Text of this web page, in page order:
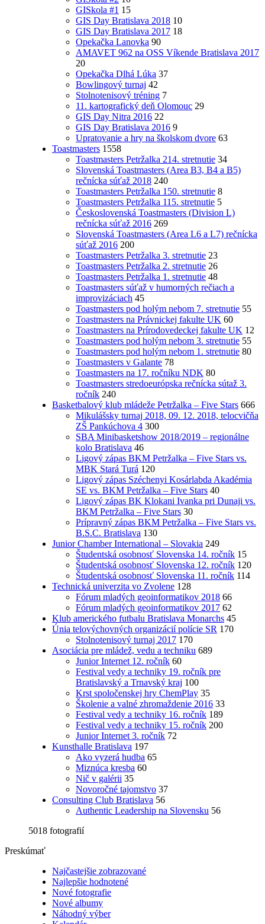
GISkola #1 15
GIS Day Bratislava 2018 10
GIS Day Bratislava 2017 18
Opekačka Lanovka 90
AMAVET 962 na OSS Víkende Bratislava 2017
20
Opekačka Dlhá Lúka 37
Bowlingový turnaj 42
Stolnotenisový tréning 7
11. kartografický deň Olomouc 29
GIS Day Nitra 2016 22
GIS Day Bratislava 2016 9
Upratovanie a hry na školskom dvore 63
Toastmasters 1558
Toastmasters Petržalka 214. stretnutie 34
Slovenská Toastmasters (Area B3, B4 a B5)
rečnícka súťaž 2018 240
Toastmasters Petržalka 150. stretnutie 8
Toastmasters Petržalka 115. stretnutie 5
Československá Toastmasters (Division L)
rečnícka súťaž 2016 269
Slovenská Toastmasters (Area L6 a L7) rečnícka
súťaž 2016 200
Toastmasters Petržalka 3. stretnutie 23
Toastmasters Petržalka 2. stretnutie 26
Toastmasters Petržalka 1. stretnutie 48
Toastmasters súťaž v humorných rečiach a
improvizáciach 45
Toastmasters pod holým nebom 7. stretnutie 55
Toastmasters na Právnickej fakulte UK 60
Toastmasters na Prírodovedeckej fakulte UK 12
Toastmasters pod holým nebom 3. stretnutie 55
Toastmasters pod holým nebom 1. stretnutie 80
Toastmasters v Galante 78
Toastmasters na 17. ročníku NDK 80
Toastmasters stredoeurópska rečnícka sútaž 3.
ročník 240
Basketbalový klub mládeže Petržalka – Five Stars 666
Mikulášsky turnaj 2018, 09. 12. 2018, telocvičňa
ZŠ Pankúchova 4 300
SBA Minibasketshow 2018/2019 – regionálne
kolo Bratislava 46
Ligový zápas BKM Petržalka – Five Stars vs.
MBK Stará Turá 120
Ligový zápas Széchenyi Kosárlabda Akadémia
SE vs. BKM Petržalka – Five Stars 40
Ligový zápas BK Klokani Ivanka pri Dunaji vs.
BKM Petržalka – Five Stars 30
Prípravný zápas BKM Petržalka – Five Stars vs.
B.S.C. Bratislava 130
Junior Chamber International – Slovakia 249
Študentská osobnosť Slovenska 14. ročník 15
Študentská osobnosť Slovenska 12. ročník 120
Študentská osobnosť Slovenska 11. ročník 114
Technická univerzita vo Zvolene 128
Fórum mladých geoinformatikov 2018 66
Fórum mladých geoinformatikov 2017 62
Klub amerického futbalu Bratislava Monarchs 45
Únia telovýchovných organizácií polície SR 170
Stolnotenisový turnaj 2017 170
Asociácia pre mládež, vedu a techniku 689
Junior Internet 12. ročník 60
Festival vedy a techniky 19. ročník pre
Bratislavský a Trnavský kraj 100
Krst spoločenskej hry ChemPlay 35
Školenie a valné zhromaždenie 2016 33
Festival vedy a techniky 16. ročník 189
Festival vedy a techniky 15. ročník 200
Junior Internet 3. ročník 72
Kunsthalle Bratislava 197
Ako vyzerá hudba 65
Miznúca kresba 60
Nič v galérii 35
Novoročné tajomstvo 37
Consulting Club Bratislava 56
Authentic Leadership na Slovensku 56
5018 fotografií
Preskúmať
Najčastejšie zobrazované
Najlepšie hodnotené
Nové fotografie
Nové albumy
Náhodný výber